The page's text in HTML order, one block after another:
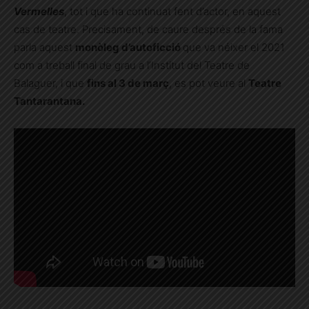
Vermelles , tot i que ha continuat fent d’actor, en aquest
cas de teatre. Precisament, de caure després de la fama
parla aquest monòleg d’autoficció que va néixer el 2021
com a treball final de grau a l’Institut del Teatre de
Balaguer, i que fins al 3 de març , es pot veure al Teatre
Tantarantana.